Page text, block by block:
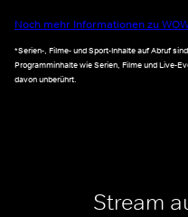
Noch mehr Informationen zu
*Serien-, Filme- und Sport-Inhalte auf Abruf
Programminhalte wie Serien, Filme und Live-
davon unberührt.
Stream